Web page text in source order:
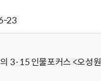
23
3·15 인물포커스 <오성